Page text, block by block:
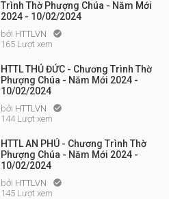
Trình Thờ Phượng Chúa - Năm Mới
2024 - 10/02/2024
bởi HTTLVN 
165 Lượt xem
HTTL THỦ ĐỨC - Chương Trình Thờ
Phượng Chúa - Năm Mới 2024 -
10/02/2024
bởi HTTLVN 
144 Lượt xem
HTTL AN PHÚ - Chương Trình Thờ
Phượng Chúa - Năm Mới 2024 -
10/02/2024
bởi HTTLVN 
145 Lượt xem